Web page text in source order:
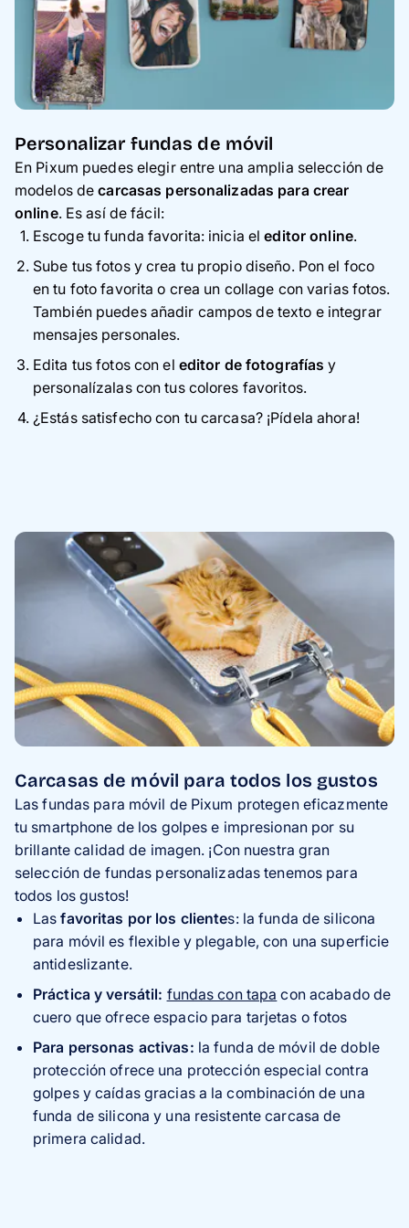
Personalizar fundas de móvil
En Pixum puedes elegir entre una amplia selección de
modelos decarcasas personalizadas para crear
online. Es así de fácil:
Escoge tu funda favorita: inicia eleditor online.
Sube tus fotos y crea tu propio diseño. Pon el foco
en tu foto favorita o crea un collage con varias fotos.
También puedes añadir campos de texto e integrar
mensajes personales.
Edita tus fotos con el editor de fotografíasy
personalízalas con tus colores favoritos.
¿Estás satisfecho con tu carcasa? ¡Pídela ahora!
Carcasas de móvil para todos los gustos
Las fundas para móvil de Pixum protegen eficazmente
tu smartphone de los golpes e impresionan por su
brillante calidad de imagen. ¡Con nuestra gran
selección de fundas personalizadas tenemos para
todos los gustos!
Lasfavoritas por los clientes: la funda de silicona
para móvil es flexible y plegable, con una superficie
antideslizante.
Práctica y versátil: fundas con tapa con acabado de
cuero que ofrece espacio para tarjetas o fotos
Para personas activas: la funda de móvil de doble
protección ofrece una protección especial contra
golpes y caídas gracias a la combinación de una
funda de silicona y una resistente carcasa de
primera calidad.